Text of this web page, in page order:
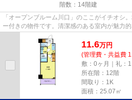
階数：14階建
「オープンブルーム川口」のここがイチオシ
ー付きの物件です。清潔感のある室内が魅力
り、一押しです。川口市や川口付...
11.6万円
(管理費・共益費
敷：0ヶ月｜礼：1
所在階：12階
間取り：1K
面積：25.07㎡